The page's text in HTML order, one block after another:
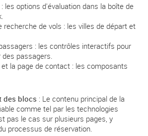
les options d'évaluation dans la boîte de
recherche de vols : les villes de départ et
: les contrôles interactifs pour
passagers.
la page de contact : les composants
des blocs : Le contenu principal de la
comme tel par les technologies
pas le cas sur plusieurs pages, y
processus de réservation.